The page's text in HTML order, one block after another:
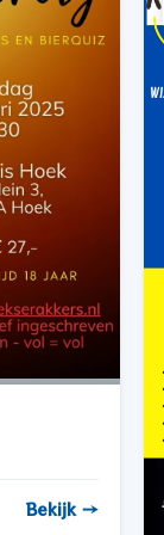
Bekijk →